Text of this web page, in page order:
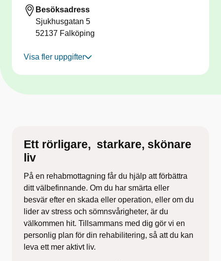
Besöksadress
Sjukhusgatan 5
52137 Falköping
Visa fler uppgifter
Ett rörligare, ​ starkare, skönare
liv​
På en rehabmottagning får du hjälp att förbättra
ditt välbefinnande. Om du har smärta eller
besvär efter en skada eller operation, eller om du
lider av stress och sömnsvårigheter, är du
välkommen hit. Tillsammans med dig gör vi en
personlig plan för din rehabilitering, så att du kan
leva ett mer aktivt liv.